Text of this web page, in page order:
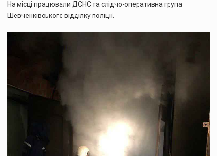
На місці працювали ДСНС та слідчо-оперативна група
Шевченківського відділку поліції.